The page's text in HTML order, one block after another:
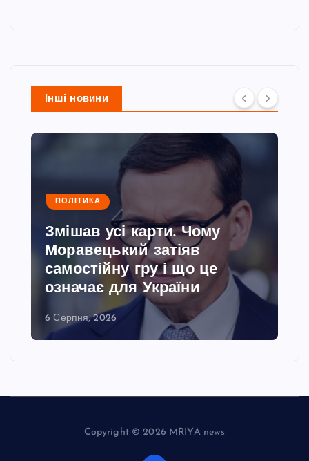
Інші новини
ПОЛІТИКА
Змішав усі карти. Чому
Моравецький затіяв
самостійну гру і що це
означає для України
6 Серпня, 2026
Copyright © 2026 MRIYA news